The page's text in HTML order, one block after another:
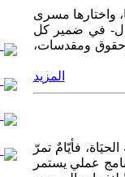
واختارها مسرى
في ضمير كل
ومقدسات،
المزيد
فأيّامٌ تمرّ
عملي يستمر